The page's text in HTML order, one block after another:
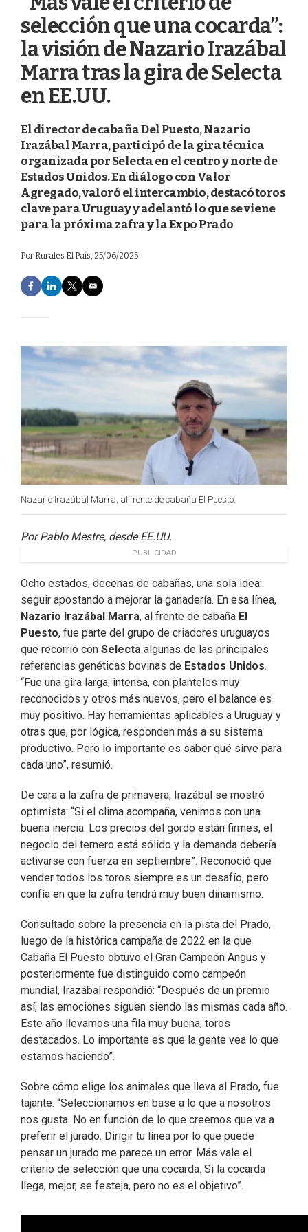
selección que una cocarda”:
la visión de Nazario Irazábal
Marra tras la gira de Selecta
en EE.UU.
El director de cabaña Del Puesto, Nazario
Irazábal Marra, participó de la gira técnica
organizada por Selecta en el centro y norte de
Estados Unidos. En diálogo con Valor
Agregado, valoró el intercambio, destacó toros
clave para Uruguay y adelantó lo que se viene
para la próxima zafra y la Expo Prado
Por Rurales El País, 25/06/2025
F
a
e
o
k
L
i
d
I
n
T
w
e
r
E
m
Nazario Irazábal Marra, al frente de cabaña El Puesto.
Por Pablo Mestre, desde EE.UU.
PUBLICIDAD
Ocho estados, decenas de cabañas, una sola idea:
seguir apostando a mejorar la ganadería. En esa línea,
Nazario Irazábal Marra, al frente de cabaña El
Puesto, fue parte del grupo de criadores uruguayos
que recorrió con Selecta algunas de las principales
referencias genéticas bovinas de Estados Unidos.
“Fue una gira larga, intensa, con planteles muy
reconocidos y otros más nuevos, pero el balance es
muy positivo. Hay herramientas aplicables a Uruguay y
otras que, por lógica, responden más a su sistema
productivo. Pero lo importante es saber qué sirve para
cada uno”, resumió.
De cara a la zafra de primavera, Irazábal se mostró
optimista: “Si el clima acompaña, venimos con una
buena inercia. Los precios del gordo están firmes, el
negocio del ternero está sólido y la demanda debería
activarse con fuerza en septiembre”. Reconoció que
vender todos los toros siempre es un desafío, pero
confía en que la zafra tendrá muy buen dinamismo.
Consultado sobre la presencia en la pista del Prado,
luego de la histórica campaña de 2022 en la que
Cabaña El Puesto obtuvo el Gran Campeón Angus y
posteriormente fue distinguido como campeón
mundial, Irazábal respondió: “Después de un premio
así, las emociones siguen siendo las mismas cada año.
Este año llevamos una fila muy buena, toros
destacados. Lo importante es que la gente vea lo que
estamos haciendo”.
Sobre cómo elige los animales que lleva al Prado, fue
tajante: “Seleccionamos en base a lo que a nosotros
nos gusta. No en función de lo que creemos que va a
preferir el jurado. Dirigir tu línea por lo que puede
pensar un jurado me parece un error. Más vale el
criterio de selección que una cocarda. Si la cocarda
llega, mejor, se festeja, pero no es el objetivo”.